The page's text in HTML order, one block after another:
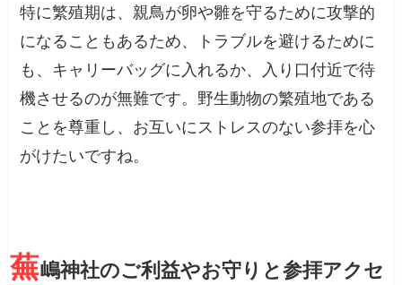
特に繁殖期は、親鳥が卵や雛を守るために攻撃的
になることもあるため、トラブルを避けるために
も、キャリーバッグに入れるか、入り口付近で待
機させるのが無難です。野生動物の繁殖地である
ことを尊重し、お互いにストレスのない参拝を心
がけたいですね。
蕪嶋神社のご利益やお守りと参拝アクセ